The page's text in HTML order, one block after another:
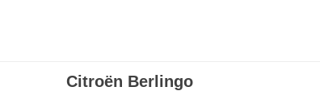
Citroën Berlingo